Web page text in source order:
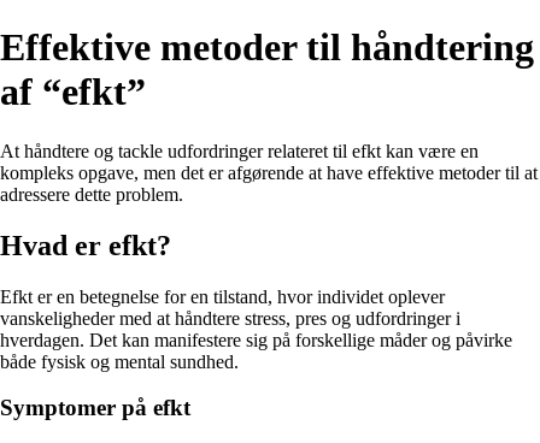
Effektive metoder til håndtering
af “efkt”
At håndtere og tackle udfordringer relateret til efkt kan være en
kompleks opgave, men det er afgørende at have effektive metoder til at
adressere dette problem.
Hvad er efkt?
Efkt er en betegnelse for en tilstand, hvor individet oplever
vanskeligheder med at håndtere stress, pres og udfordringer i
hverdagen. Det kan manifestere sig på forskellige måder og påvirke
både fysisk og mental sundhed.
Symptomer på efkt